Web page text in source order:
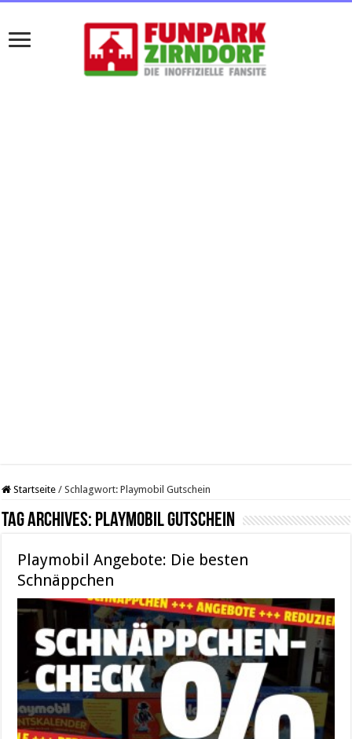
Startseite / Schlagwort:Playmobil Gutschein
Tag Archives: Playmobil Gutschein
Playmobil Angebote: Die besten
Schnäppchen